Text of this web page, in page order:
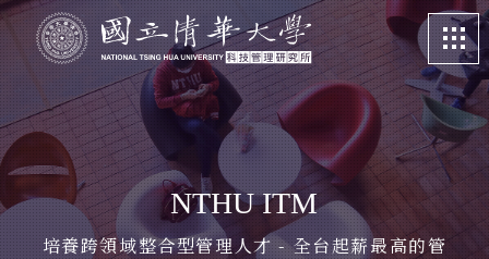
關於我們 About
課程特色 Program
招生訊息 Admission
NTHU ITM
培養跨領域整合型管理人才 - 全台起薪最高的管